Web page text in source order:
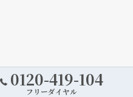
0120-419-104
フリーダイヤル